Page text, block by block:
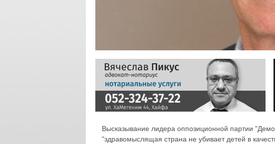
Высказывание лидера оппозиционной партии
"здравомыслящая страна не убивает детей в